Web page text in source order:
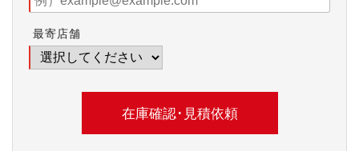
最寄店舗